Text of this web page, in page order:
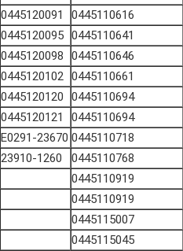
0445110616
0445120091
0445110641
0445120095
0445110646
0445120098
0445110661
0445120102
0445110694
0445120120
0445110694
0445120121
0445110718
23670-E0291
0445110768
23910-1260
0445110919
0445110919
0445115007
0445115045